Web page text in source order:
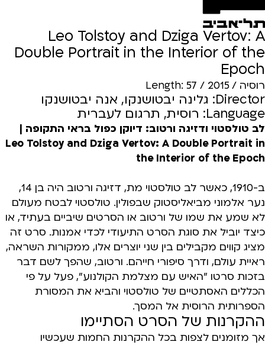
Leo Tolstoy and Dziga Vertov: A
Double Portrait in the Interior of the
Epoch
רוסיה / 2015 / Length: 57
Director: גלינה יבטושנקו, אנה יבטושנקו
Language: רוסית, תרגום לעברית
לב טולסטוי ודזיגה ורטוב: דיוקן כפול בראי התקופה |
Leo Tolstoy and Dziga Vertov: A Double Portrait in
the Interior of the Epoch
ב-1910, כאשר לב טולסטוי מת, דזיגה ורטוב היה בן 14,
נער אלמוני מביאליסטוק שבפולין. טולסטוי לבטח מעולם
לא שמע את שמו של ורטוב או הסרטים שיביים בעתיד, או
כיצד יוביל את סוגת הסרט התיעודי לכדי אמנות. סרט זה
מציג קווים מקבילים בין שני יוצרים אלו, ממקורות השראה,
ראיית עולם, ודרך סיפורי חייהם. ורטוב, שהפך לשם דבר
בזכות סרטו "האיש עם מצלמת הקולנוע", פעל על פי
הכללים האסתטיים של טולסטוי והביא את המסורת
הספרותית הרוסית אל המסך.
ההקרנות של הסרט הסתיימו
אך מזומנים לצפות בכל ההקרנות החמות שעכשיו